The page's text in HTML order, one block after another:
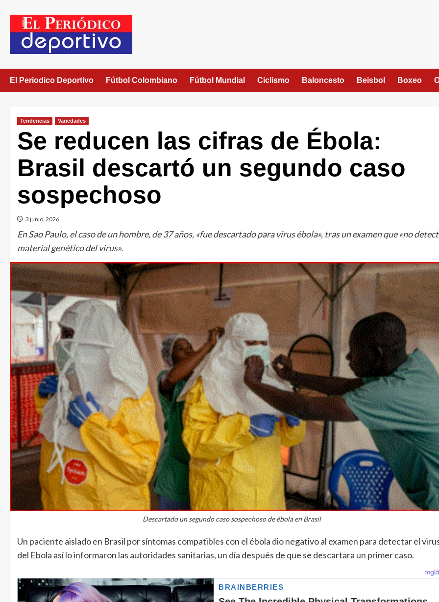
El Periodico Deportivo Fútbol Colombiano Fútbol Mundial Ciclismo Baloncesto Beisbol Boxeo
Tendencias Variedades
Se reducen las cifras de Ébola:
Brasil descartó un segundo caso
sospechoso
3 junio, 2026
En Sao Paulo, el caso de un hombre, de 37 años, «fue descartado para virus ébola», tras un examen que «no
material genético del virus».
Descartado un segundo caso sospechoso de ébola en Brasil
Un paciente aislado en Brasil por síntomas compatibles con el ébola dio negativo al examen para detectar el
del Ebola así lo informaron las autoridades sanitarias, un día después de que se descartara un primer caso.